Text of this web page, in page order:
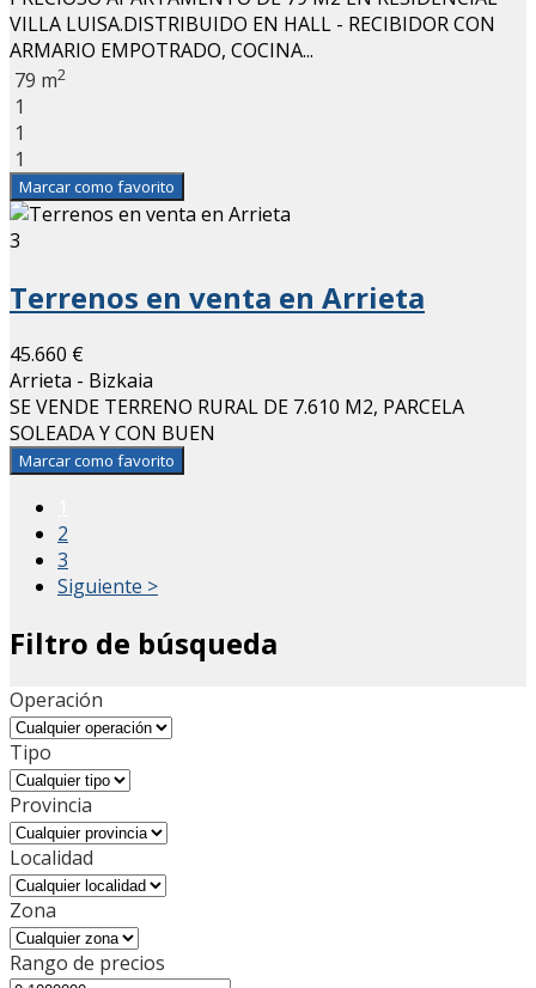
VILLA LUISA.DISTRIBUIDO EN HALL - RECIBIDOR CON
ARMARIO EMPOTRADO, COCINA...
79 m2
1
1
1
Marcar como favorito
3
Terrenos en venta en Arrieta
45.660 €
Arrieta - Bizkaia
SE VENDE TERRENO RURAL DE 7.610 M2, PARCELA
SOLEADA Y CON BUEN
Marcar como favorito
2
3
Siguiente >
Filtro de búsqueda
Operación
Tipo
Provincia
Localidad
Zona
Rango de precios